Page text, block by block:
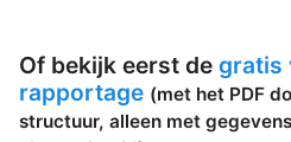
Of bekijk eerst de gratis
rapportage (met het PDF
structuur, alleen met